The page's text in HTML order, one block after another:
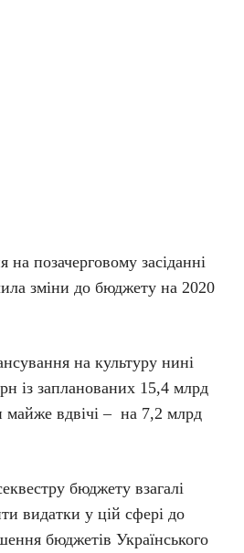
на позачерговому засіданні
зміни до бюджету на 2020
на культуру нині
із запланованих 15,4 млрд
майже вдвічі – на 7,2 млрд
бюджету взагалі
видатки у цій сфері до
бюджетів Українського